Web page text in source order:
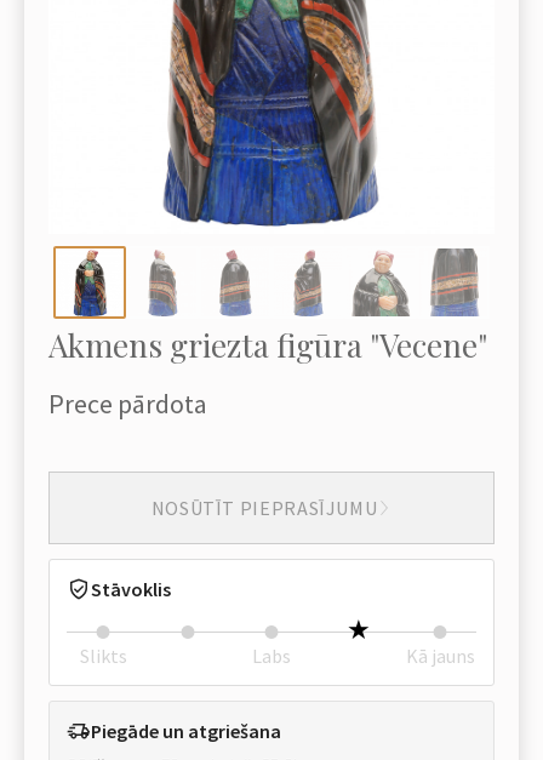
Akmens griezta figūra "Vecene"
Prece pārdota
NOSŪTĪT PIEPRASĪJUMU
Stāvoklis
Slikts Labs Kā jauns
Piegāde un atgriešana